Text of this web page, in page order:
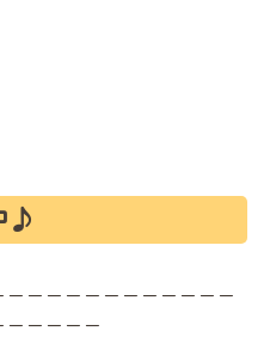
♪
－－－－－－－－－－－
－－－－